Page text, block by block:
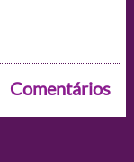
Comentários